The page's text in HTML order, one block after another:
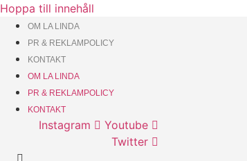
Hoppa till innehåll
OM LA LINDA
PR & REKLAMPOLICY
KONTAKT
OM LA LINDA
PR & REKLAMPOLICY
KONTAKT
Instagram
Youtube
Twitter